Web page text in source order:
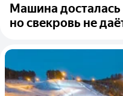
Машина досталась
но свекровь не